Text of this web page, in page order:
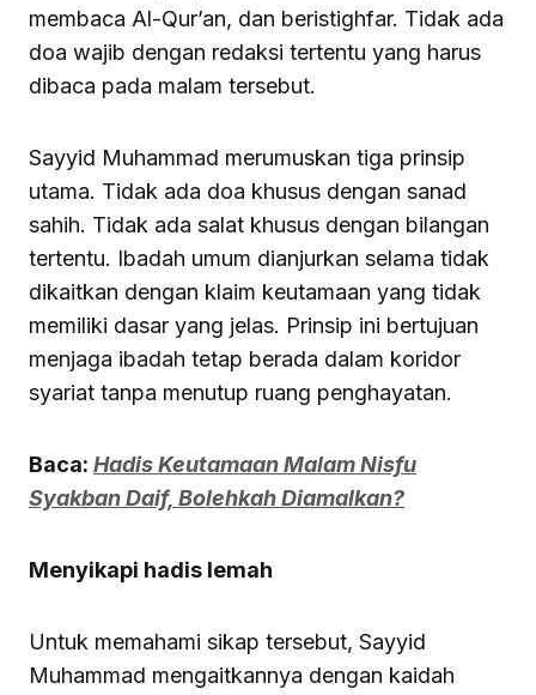
membaca Al-Qur’an, dan beristighfar. Tidak ada
doa wajib dengan redaksi tertentu yang harus
dibaca pada malam tersebut.
Sayyid Muhammad merumuskan tiga prinsip
utama. Tidak ada doa khusus dengan sanad
sahih. Tidak ada salat khusus dengan bilangan
tertentu. Ibadah umum dianjurkan selama tidak
dikaitkan dengan klaim keutamaan yang tidak
memiliki dasar yang jelas. Prinsip ini bertujuan
menjaga ibadah tetap berada dalam koridor
syariat tanpa menutup ruang penghayatan.
Baca: Hadis Keutamaan Malam Nisfu
Syakban Daif, Bolehkah Diamalkan?
Menyikapi hadis lemah
Untuk memahami sikap tersebut, Sayyid
Muhammad mengaitkannya dengan kaidah